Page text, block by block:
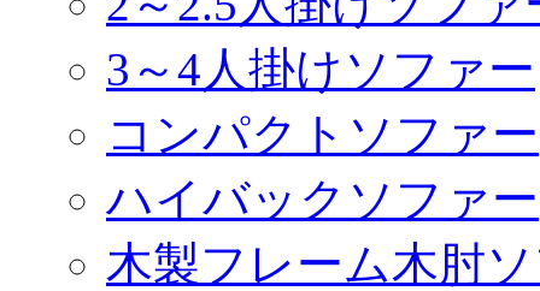
3～4人掛けソファー
コンパクトソファー
ハイバックソファー
木製フレーム木肘